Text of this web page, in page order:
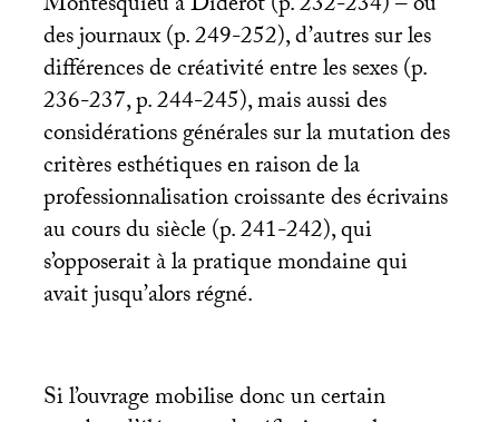
des journaux (p. 249-252), d’autres sur les
différences de créativité entre les sexes (p.
236-237, p. 244-245), mais aussi des
considérations générales sur la mutation des
critères esthétiques en raison de la
professionnalisation croissante des écrivains
au cours du siècle (p. 241-242), qui
s’opposerait à la pratique mondaine qui
avait jusqu’alors régné.
Si l’ouvrage mobilise donc un certain